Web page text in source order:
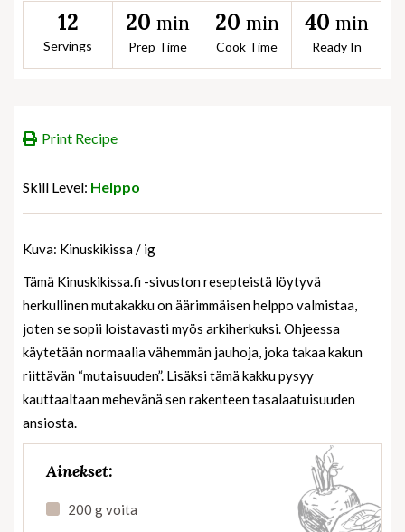
12
Servings
20 min
Prep Time
20 min
Cook Time
40 min
Ready In
Print Recipe
Skill Level: Helppo
Kuva: Kinuskikissa / ig
Tämä Kinuskikissa.fi -sivuston resepteistä löytyvä
herkullinen mutakakku on äärimmäisen helppo valmistaa,
joten se sopii loistavasti myös arkiherkuksi. Ohjeessa
käytetään normaalia vähemmän jauhoja, joka takaa kakun
riittävän “mutaisuuden”. Lisäksi tämä kakku pysyy
kauttaaltaan mehevänä sen rakenteen tasalaatuisuuden
ansiosta.
Ainekset:
200 g voita